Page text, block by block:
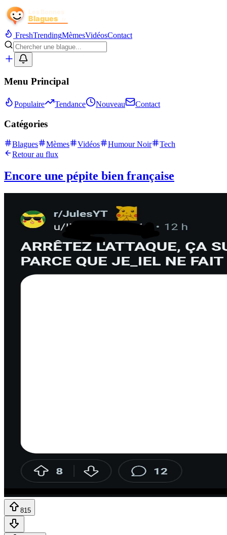
FreshTrendingMèmesVidéosContact
Menu Principal
Populaire Tendance Nouveau Contact
Catégories
Blagues Mèmes Vidéos Humour Noir
Tech
Retour au flux
Encore une pépite bien française
815